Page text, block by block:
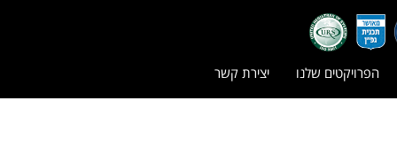
הפרויקטים שלנו יצירת קשר